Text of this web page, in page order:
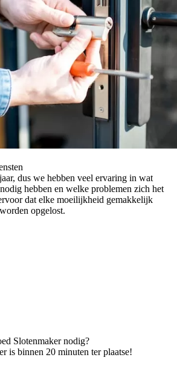
dus we hebben veel ervaring in wat
hebben en welke problemen zich het
dat elke moeilijkheid gemakkelijk
opgelost.
Slotenmaker nodig?
is binnen 20 minuten ter plaatse!